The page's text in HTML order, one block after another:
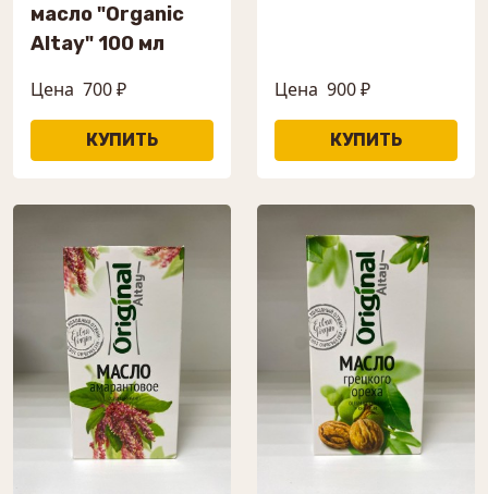
масло "Organic
Altay" 100 мл
Цена 700 ₽ Цена 900 ₽